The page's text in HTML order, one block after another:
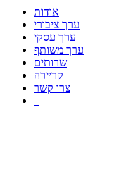
אודות
ערך ציבורי
ערך עסקי
ערך משותף
שרותים
קריירה
צרו קשר